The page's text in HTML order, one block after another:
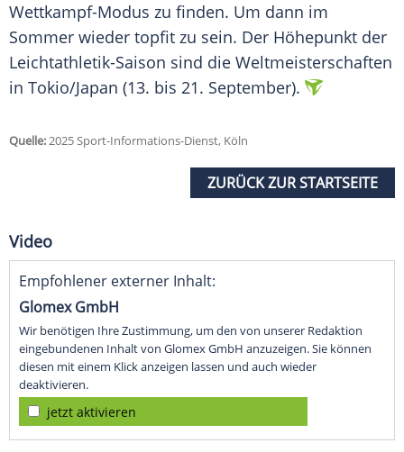
Wettkampf-Modus zu finden. Um dann im
Sommer wieder topfit zu sein. Der Höhepunkt der
Leichtathletik-Saison sind die Weltmeisterschaften
in Tokio/Japan (13. bis 21. September).
Quelle:2025 Sport-Informations-Dienst, Köln
ZURÜCK ZUR STARTSEITE
Video
Empfohlener externer Inhalt:
Glomex GmbH
Wir benötigen Ihre Zustimmung, um den von unserer Redaktion
eingebundenen Inhalt von Glomex GmbH anzuzeigen. Sie können
diesen mit einem Klick anzeigen lassen und auch wieder
deaktivieren.
jetzt aktivieren